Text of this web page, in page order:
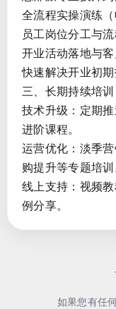
全流程实操演练
员工岗位分工与
开业活动落地与
快速解决开业初
三、长期持续培训
技术升级：定期
进阶课程。
运营优化：淡季
购提升等专题培训
线上支持：视频
例分享。
如果您有任